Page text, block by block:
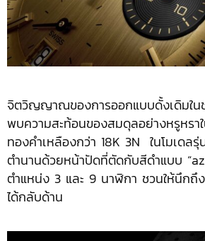
จิตวิญญาณของการออกแบบดั้งเดิมใน
พบความสะท้อนของสมดุลอย่างหรูหรา
ทองคำเหลืองกว่า 18K 3N ในโมเดลรุ่
ตำนานด้วยหน้าปัดที่ตัดกับสีดำแบบ
ตำแหน่ง 3 และ 9 นาฬิกา ชวนให้นึกถึ
ได้กลับด้าน